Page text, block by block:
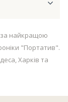
за найкращою
"Портатив".
Харків та